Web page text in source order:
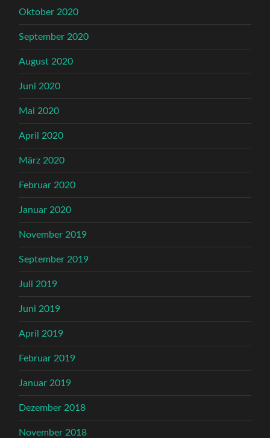
Oktober 2020
September 2020
August 2020
Juni 2020
Mai 2020
April 2020
März 2020
Februar 2020
Januar 2020
November 2019
September 2019
Juli 2019
Juni 2019
April 2019
Februar 2019
Januar 2019
Dezember 2018
November 2018